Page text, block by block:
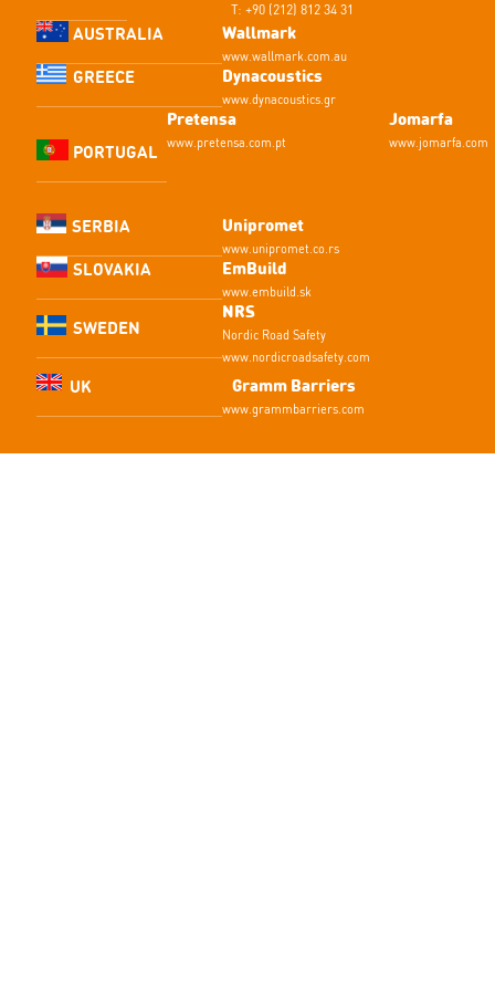
T: +90 (212) 812 34 31
AUSTRALIA Wallmark
www.wallmark.com.au
GREECE Dynacoustics
www.dynacoustics.gr
PORTUGAL
Pretensa
www.pretensa.com.pt
Jomarfa
www.jomarfa.com
SERBIA Unipromet
www.unipromet.co.rs
SLOVAKIA EmBuild
www.embuild.sk
SWEDEN
NRS
Nordic Road Safety
www.nordicroadsafety.com
UK Gramm Barriers
www.grammbarriers.com